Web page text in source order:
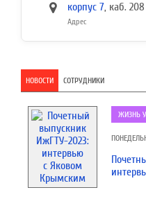
корпус 7, каб. 208
Адрес
НОВОСТИ СОТРУДНИКИ
ЖИЗНЬ